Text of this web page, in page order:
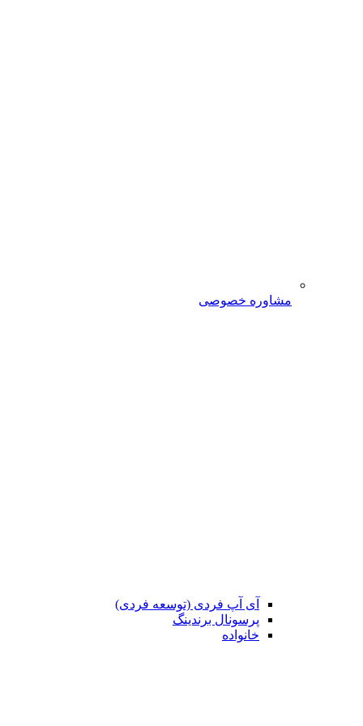
مشاوره خصوصی
آی آپ فردی (توسعه فردی)
پرسونال برندینگ
خانواده